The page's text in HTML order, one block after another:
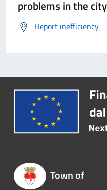
problems in the city
Report inefficiency
Town of